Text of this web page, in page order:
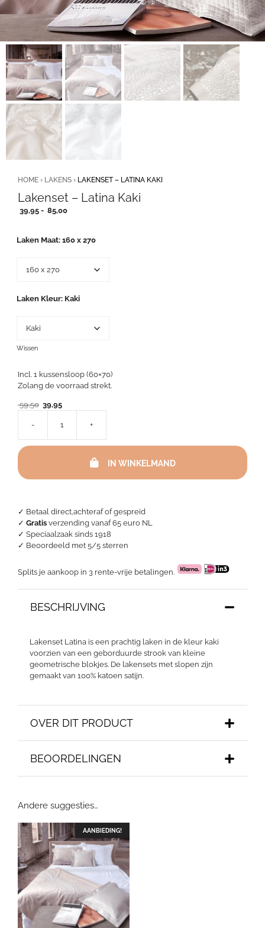
✓ Betaal direct,achteraf of gespreid
✓ Gratis verzending vanaf 65 euro NL
✓ Speciaalzaak sinds 1918
✓ Beoordeeld met 5/5 sterren
Splits je aankoop in 3 rente-vrije betalingen.
HOME › LAKENS › LAKENSET – LATINA KAKI
Lakenset – Latina Kaki
39,95 - 85,00Prijsklasse:
85,00
BESCHRIJVING
Lakenset Latina is een prachtig laken in de kleur kaki
voorzien van een geborduurde strook van kleine
geometrische blokjes. De lakensets met slopen zijn
gemaakt van 100% katoen satijn.
OVER DIT PRODUCT
BEOORDELINGEN
Laken Maat 160 x 270
Laken Kleur Kaki
Wissen
Incl. 1 kussensloop (60×70)
Zolang de voorraad strekt.
59,50 Oorspronkelijke
59,50.
39,95Huidige
is:
39,95.
-
-
Kaki
+
IN WINKELMAND
Andere suggesties…
AANBIEDING!